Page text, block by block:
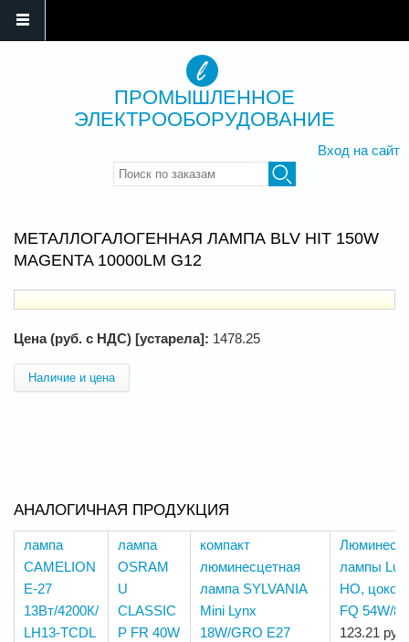
ПРОМЫШЛЕННОЕ
ЭЛЕКТРООБОРУДОВАНИЕ
Вход на сайт
Введите ключевые слова для
МЕТАЛЛОГАЛОГЕННАЯ ЛАМПА BLV HIT 150W
MAGENTA 10000LM G12
Цена (руб. с НДС) [устарела]: 1478.25
Наличие и цена
АНАЛОГИЧНАЯ ПРОДУКЦИЯ
лампа
CAMELION
Е-27
13Вт/4200К/
LH13-TCDL
лампа
OSRAM
U
CLASSIC
P FR 40W
компакт
люминесцетная
лампа SYLVANIA
Mini Lynx
18W/GRO E27
лампы
HO,
FQ 54W/
123.21